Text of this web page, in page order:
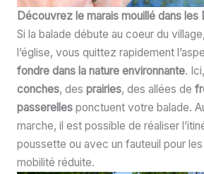
Découvrez le marais mouillé dans
Si la balade débute au coeur du
l’église, vous quittez rapidement
fondre dans la nature environnante.
conches, des prairies, des allées de
passerellesponctuent votre balade.
marche, il est possible de réaliser
poussette ou avec un fauteuil pour
mobilité réduite.